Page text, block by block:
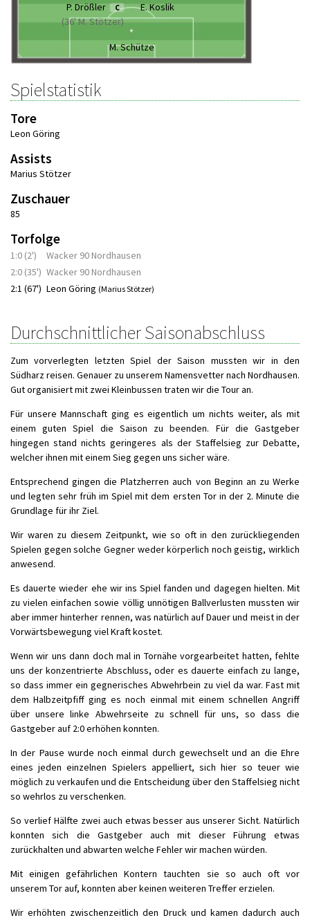
P. Drößler C
(36' M. Stötzer)
E. Koslik
M. Schütze
Spielstatistik
Tore
Leon Göring
Assists
Marius Stötzer
Zuschauer
85
Torfolge
1:0 (2')
Wacker 90 Nordhausen
2:0 (35') Wacker 90 Nordhausen
2:1 (67') Leon Göring (Marius Stötzer)
Durchschnittlicher Saisonabschluss
Zum vorverlegten letzten Spiel der Saison mussten wir in den
Südharz reisen. Genauer zu unserem Namensvetter nach Nordhausen.
Gut organisiert mit zwei Kleinbussen traten wir die Tour an.
Für unsere Mannschaft ging es eigentlich um nichts weiter, als mit
einem guten Spiel die Saison zu beenden. Für die Gastgeber
hingegen stand nichts geringeres als der Staffelsieg zur Debatte,
welcher ihnen mit einem Sieg gegen uns sicher wäre.
Entsprechend gingen die Platzherren auch von Beginn an zu Werke
und legten sehr früh im Spiel mit dem ersten Tor in der 2. Minute die
Grundlage für ihr Ziel.
Wir waren zu diesem Zeitpunkt, wie so oft in den zurückliegenden
Spielen gegen solche Gegner weder körperlich noch geistig, wirklich
anwesend.
Es dauerte wieder ehe wir ins Spiel fanden und dagegen hielten. Mit
zu vielen einfachen sowie völlig unnötigen Ballverlusten mussten wir
aber immer hinterher rennen, was natürlich auf Dauer und meist in der
Vorwärtsbewegung viel Kraft kostet.
Wenn wir uns dann doch mal in Tornähe vorgearbeitet hatten, fehlte
uns der konzentrierte Abschluss, oder es dauerte einfach zu lange,
so dass immer ein gegnerisches Abwehrbein zu viel da war. Fast mit
dem Halbzeitpfiff ging es noch einmal mit einem schnellen Angriff
über unsere linke Abwehrseite zu schnell für uns, so dass die
Gastgeber auf 2:0 erhöhen konnten.
In der Pause wurde noch einmal durch gewechselt und an die Ehre
eines jeden einzelnen Spielers appelliert, sich hier so teuer wie
möglich zu verkaufen und die Entscheidung über den Staffelsieg nicht
so wehrlos zu verschenken.
So verlief Hälfte zwei auch etwas besser aus unserer Sicht. Natürlich
konnten sich die Gastgeber auch mit dieser Führung etwas
zurückhalten und abwarten welche Fehler wir machen würden.
Mit einigen gefährlichen Kontern tauchten sie so auch oft vor
unserem Tor auf, konnten aber keinen weiteren Treffer erzielen.
Wir erhöhten zwischenzeitlich den Druck und kamen dadurch auch